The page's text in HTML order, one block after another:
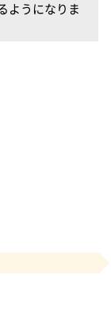
ようになりま